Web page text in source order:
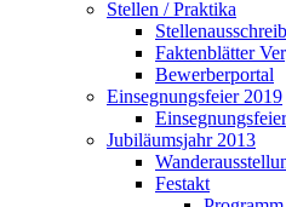
Stellen / Praktika
Faktenblätter
Bewerberportal
Einsegnungsfeier 2019
Jubiläumsjahr 2013
Festakt